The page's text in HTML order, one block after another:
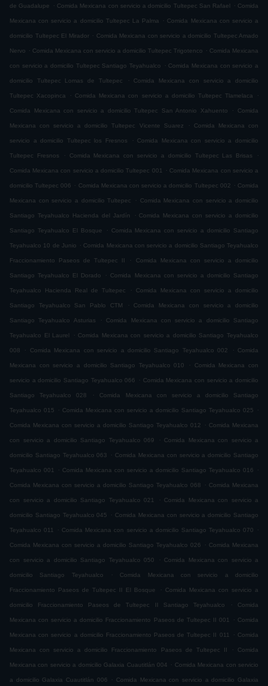
de Guadalupe . Comida Mexicana con servicio a domicilio Tultepec San Rafael . Comida
Mexicana con servicio a domicilio Tultepec La Palma . Comida Mexicana con servicio a
domicilio Tultepec El Mirador . Comida Mexicana con servicio a domicilio Tultepec Amado
Nervo . Comida Mexicana con servicio a domicilio Tultepec Trigotenco . Comida Mexicana
con servicio a domicilio Tultepec Santiago Teyahualco . Comida Mexicana con servicio a
domicilio Tultepec Lomas de Tultepec . Comida Mexicana con servicio a domicilio
Tultepec Xacopinca . Comida Mexicana con servicio a domicilio Tultepec Tlamelaca .
Comida Mexicana con servicio a domicilio Tultepec San Antonio Xahuento . Comida
Mexicana con servicio a domicilio Tultepec Vicente Suarez . Comida Mexicana con
servicio a domicilio Tultepec los Fresnos . Comida Mexicana con servicio a domicilio
Tultepec Fresnos . Comida Mexicana con servicio a domicilio Tultepec Las Brisas .
Comida Mexicana con servicio a domicilio Tultepec 001 . Comida Mexicana con servicio a
domicilio Tultepec 006 . Comida Mexicana con servicio a domicilio Tultepec 002 . Comida
Mexicana con servicio a domicilio Tultepec . Comida Mexicana con servicio a domicilio
Santiago Teyahualco Hacienda del Jardín . Comida Mexicana con servicio a domicilio
Santiago Teyahualco El Bosque . Comida Mexicana con servicio a domicilio Santiago
Teyahualco 10 de Junio . Comida Mexicana con servicio a domicilio Santiago Teyahualco
Fraccionamiento Paseos de Tultepec II . Comida Mexicana con servicio a domicilio
Santiago Teyahualco El Dorado . Comida Mexicana con servicio a domicilio Santiago
Teyahualco Hacienda Real de Tultepec . Comida Mexicana con servicio a domicilio
Santiago Teyahualco San Pablo CTM . Comida Mexicana con servicio a domicilio
Santiago Teyahualco Asturias . Comida Mexicana con servicio a domicilio Santiago
Teyahualco El Laurel . Comida Mexicana con servicio a domicilio Santiago Teyahualco
008 . Comida Mexicana con servicio a domicilio Santiago Teyahualco 002 . Comida
Mexicana con servicio a domicilio Santiago Teyahualco 010 . Comida Mexicana con
servicio a domicilio Santiago Teyahualco 066 . Comida Mexicana con servicio a domicilio
Santiago Teyahualco 028 . Comida Mexicana con servicio a domicilio Santiago
Teyahualco 015 . Comida Mexicana con servicio a domicilio Santiago Teyahualco 025 .
Comida Mexicana con servicio a domicilio Santiago Teyahualco 012 . Comida Mexicana
con servicio a domicilio Santiago Teyahualco 069 . Comida Mexicana con servicio a
domicilio Santiago Teyahualco 063 . Comida Mexicana con servicio a domicilio Santiago
Teyahualco 001 . Comida Mexicana con servicio a domicilio Santiago Teyahualco 016 .
Comida Mexicana con servicio a domicilio Santiago Teyahualco 068 . Comida Mexicana
con servicio a domicilio Santiago Teyahualco 021 . Comida Mexicana con servicio a
domicilio Santiago Teyahualco 045 . Comida Mexicana con servicio a domicilio Santiago
Teyahualco 011 . Comida Mexicana con servicio a domicilio Santiago Teyahualco 070 .
Comida Mexicana con servicio a domicilio Santiago Teyahualco 026 . Comida Mexicana
con servicio a domicilio Santiago Teyahualco 050 . Comida Mexicana con servicio a
domicilio Santiago Teyahualco . Comida Mexicana con servicio a domicilio
Fraccionamiento Paseos de Tultepec II El Bosque . Comida Mexicana con servicio a
domicilio Fraccionamiento Paseos de Tultepec II Santiago Teyahualco . Comida
Mexicana con servicio a domicilio Fraccionamiento Paseos de Tultepec II 001 . Comida
Mexicana con servicio a domicilio Fraccionamiento Paseos de Tultepec II 011 . Comida
Mexicana con servicio a domicilio Fraccionamiento Paseos de Tultepec II . Comida
Mexicana con servicio a domicilio Galaxia Cuautitlán 004 . Comida Mexicana con servicio
a domicilio Galaxia Cuautitlán 006 . Comida Mexicana con servicio a domicilio Galaxia